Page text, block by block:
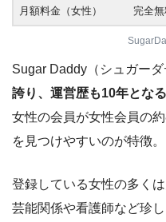
月額料金（女性） 完全無
Sugar Daddy（シュガー
誇り、運営歴も10年とな
女性の会員が女性会員の
を見つけやすいのが特徴。
登録している女性の多く
芸能関係や看護師など珍